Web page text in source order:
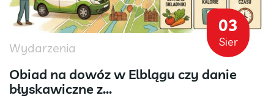
03
Sier
Wydarzenia
Obiad na dowóz w Elblągu czy danie
błyskawiczne z...